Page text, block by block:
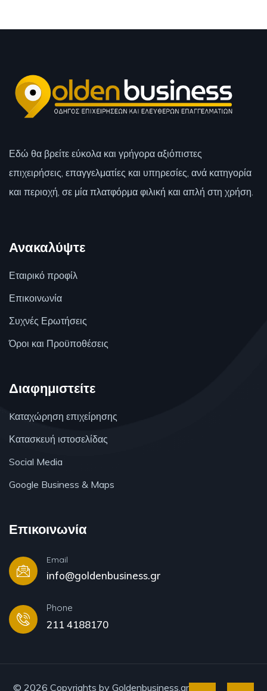
Εδώ θα βρείτε εύκολα και γρήγορα αξιόπιστες
επιχειρήσεις, επαγγελματίες και υπηρεσίες, ανά κατηγορία
και περιοχή, σε μία πλατφόρμα φιλική και απλή στη χρήση.
Ανακαλύψτε
Εταιρικό προφίλ
Επικοινωνία
Συχνές Ερωτήσεις
Όροι και Προϋποθέσεις
Διαφημιστείτε
Kαταχώρηση επιχείρησης
Κατασκευή ιστοσελίδας
Social Media
Google Business & Maps
Επικοινωνία
Email
info@goldenbusiness.gr
Phone
211 4188170
© 2026 Copyrights by Goldenbusiness.gr